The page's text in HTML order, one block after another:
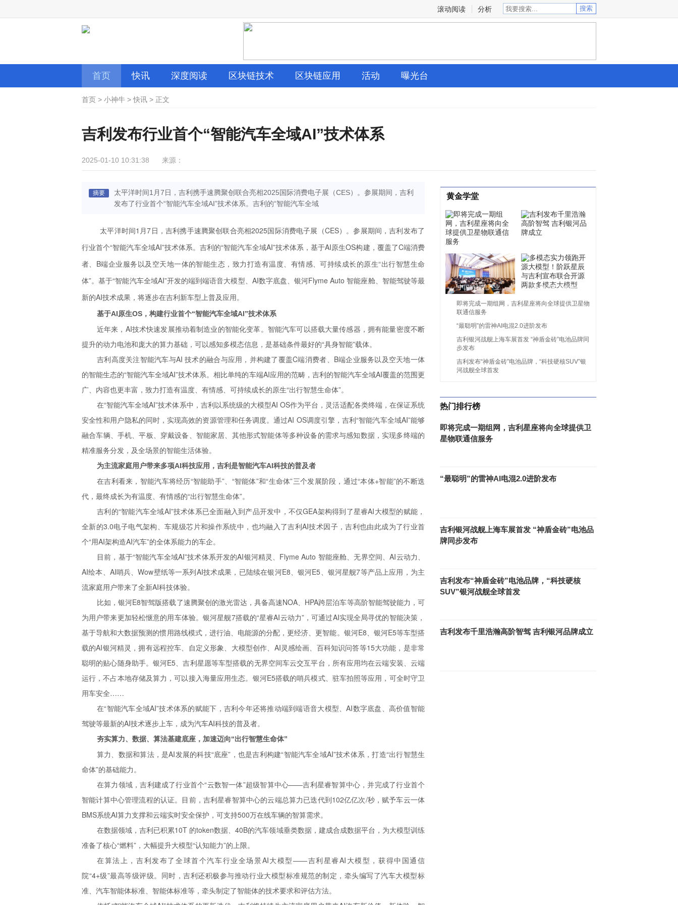
滚动阅读 分析
首页 快讯 深度阅读 区块链技术 区块链应用 活动 曝光台
首页 > 小神牛 >快讯 > 正文
吉利发布行业首个“智能汽车全域AI”技术体系
2025-01-10 10:31:38 来源：
摘要
太平洋时间1月7日，吉利携手速腾聚创联合亮相2025国际消费电子展（CES）。参展期间，吉利
发布了行业首个“智能汽车全域AI”技术体系。吉利的“智能汽车全域
太平洋时间1月7日，吉利携手速腾聚创联合亮相2025国际消费电子展（CES）。参展期间，吉利发布了
行业首个“智能汽车全域AI”技术体系。吉利的“智能汽车全域AI”技术体系，基于AI原生OS构建，覆盖了C端消费
者、B端企业服务以及空天地一体的智能生态，致力打造有温度、有情感、可持续成长的原生“出行智慧生命
体”。基于“智能汽车全域AI”开发的端到端语音大模型、AI数字底盘、银河Flyme Auto 智能座舱、智能驾驶等最
新的AI技术成果，将逐步在吉利新车型上普及应用。
基于AI原生OS，构建行业首个“智能汽车全域AI”技术体系
近年来，AI技术快速发展推动着制造业的智能化变革。智能汽车可以搭载大量传感器，拥有能量密度不断
提升的动力电池和庞大的算力基础，可以感知多模态信息，是基础条件最好的“具身智能”载体。
吉利高度关注智能汽车与AI 技术的融合与应用，并构建了覆盖C端消费者、B端企业服务以及空天地一体
的智能生态的“智能汽车全域AI”技术体系。相比单纯的车端AI应用的范畴，吉利的智能汽车全域AI覆盖的范围更
广、内容也更丰富，致力打造有温度、有情感、可持续成长的原生“出行智慧生命体”。
在“智能汽车全域AI”技术体系中，吉利以系统级的大模型AI OS作为平台，灵活适配各类终端，在保证系统
安全性和用户隐私的同时，实现高效的资源管理和任务调度。通过AI OS调度引擎，吉利“智能汽车全域AI”能够
融合车辆、手机、平板、穿戴设备、智能家居、其他形式智能体等多种设备的需求与感知数据，实现多终端的
精准服务分发，及全场景的智能生活体验。
为主流家庭用户带来多项AI科技应用，吉利是智能汽车AI科技的普及者
在吉利看来，智能汽车将经历“智能助手”、“智能体”和“生命体”三个发展阶段，通过“本体+智能”的不断迭
代，最终成长为有温度、有情感的“出行智慧生命体”。
吉利的“智能汽车全域AI”技术体系已全面融入到产品开发中，不仅GEA架构得到了星睿AI大模型的赋能，
全新的3.0电子电气架构、车规级芯片和操作系统中，也均融入了吉利AI技术因子，吉利也由此成为了行业首
个“用AI架构造AI汽车”的全体系能力的车企。
目前，基于“智能汽车全域AI”技术体系开发的AI银河精灵、Flyme Auto 智能座舱、无界空间、AI云动力、
AI绘本、AI哨兵、Wow壁纸等一系列AI技术成果，已陆续在银河E8、银河E5、银河星舰7等产品上应用，为主
流家庭用户带来了全新AI科技体验。
比如，银河E8智驾版搭载了速腾聚创的激光雷达，具备高速NOA、HPA跨层泊车等高阶智能驾驶能力，可
为用户带来更加轻松惬意的用车体验。银河星舰7搭载的“星睿AI云动力”，可通过AI实现全局寻优的智能决策，
基于导航和大数据预测的惯用路线模式，进行油、电能源的分配，更经济、更智能。银河E8、银河E5等车型搭
载的AI银河精灵，拥有远程控车、自定义形象、大模型创作、AI灵感绘画、百科知识问答等15大功能，是非常
聪明的贴心随身助手。银河E5、吉利星愿等车型搭载的无界空间车云交互平台，所有应用均在云端安装、云端
运行，不占本地存储及算力，可以接入海量应用生态。银河E5搭载的哨兵模式、驻车拍照等应用，可全时守卫
用车安全……
在“智能汽车全域AI”技术体系的赋能下，吉利今年还将推动端到端语音大模型、AI数字底盘、高价值智能
驾驶等最新的AI技术逐步上车，成为汽车AI科技的普及者。
夯实算力、数据、算法基建底座，加速迈向“出行智慧生命体”
算力、数据和算法，是AI发展的科技“底座”，也是吉利构建“智能汽车全域AI”技术体系，打造“出行智慧生
命体”的基础能力。
在算力领域，吉利建成了行业首个“云数智一体”超级智算中心——吉利星睿智算中心，并完成了行业首个
智能计算中心管理流程的认证。目前，吉利星睿智算中心的云端总算力已迭代到102亿亿次/秒，赋予车云一体
BMS系统AI算力支撑和云端实时安全保护，可支持500万在线车辆的智算需求。
在数据领域，吉利已积累10T 的token数据、40B的汽车领域垂类数据，建成合成数据平台，为大模型训练
准备了核心“燃料”，大幅提升大模型“认知能力”的上限。
在算法上，吉利发布了全球首个汽车行业全场景AI大模型——吉利星睿AI大模型，获得中国通信
院“4+级”最高等级评级。同时，吉利还积极参与推动行业大模型标准规范的制定，牵头编写了汽车大模型标
准、汽车智能体标准、智能体标准等，牵头制定了智能体的技术要求和评估方法。
黄金学堂
中国特种乳产业发展大会暨特种乳专业委员会工作会议在西安召开 多模态实力领跑开源大模型！阶跃星辰与吉利宣布联合开源两款多模态大模型
即将完成一期组网，吉利星座将向全球提供卫星物
联通信服务
“最聪明”的雷神AI电混2.0进阶发布
吉利银河战舰上海车展首发 “神盾金砖”电池品牌同
步发布
吉利发布“神盾金砖”电池品牌，“科技硬核SUV”银
河战舰全球首发
热门排行榜
即将完成一期组网，吉利星座将向全球提供卫
星物联通信服务
“最聪明”的雷神AI电混2.0进阶发布
吉利银河战舰上海车展首发 “神盾金砖”电池品
牌同步发布
吉利发布“神盾金砖”电池品牌，“科技硬核
SUV”银河战舰全球首发
吉利发布千里浩瀚高阶智驾 吉利银河品牌成立